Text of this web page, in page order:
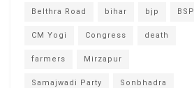
Belthra Road bihar bjp BSP
CM Yogi Congress death
farmers Mirzapur
Samajwadi Party Sonbhadra